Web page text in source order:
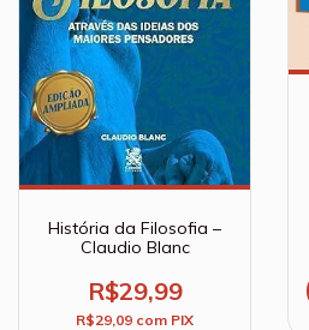
História da Filosofia –
Claudio Blanc
R$29,99
R$29,09 com PIX